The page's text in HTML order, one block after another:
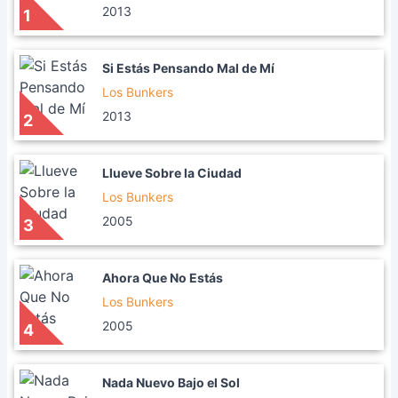
1
2013
2
Si Estás Pensando Mal de Mí
Los Bunkers
2013
3
Llueve Sobre la Ciudad
Los Bunkers
2005
4
Ahora Que No Estás
Los Bunkers
2005
Nada Nuevo Bajo el Sol